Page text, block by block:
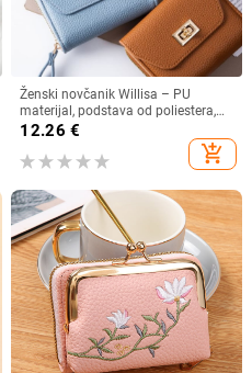
Ženski novčanik Willisa – PU
materijal, podstava od poliestera,
gradski minimalizam, ultra lagan
12.26 €
add_shopping_cart